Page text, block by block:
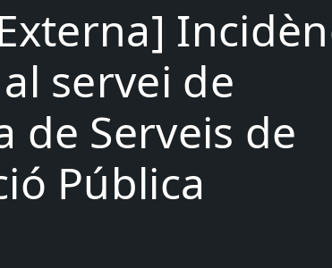
servei de
de Serveis de
Pública